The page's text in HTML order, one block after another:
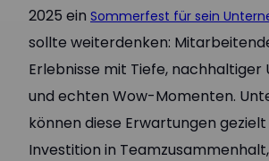
2025 ein Sommerfest für sein
sollte weiterdenken:
Erlebnisse mit Tiefe, nachhaltiger
und echten Wow-Momenten.
können diese Erwartungen
Investition in Teamzusammenhalt,